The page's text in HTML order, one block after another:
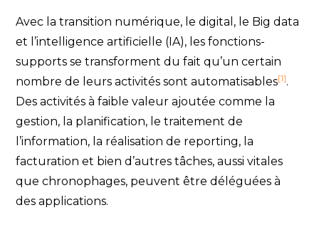
Avec la transition numérique, le digital, le Big data
et l’intelligence artificielle (IA), les fonctions-
supports se transforment du fait qu’un certain
nombre de leurs activités sont automatisables[1].
Des activités à faible valeur ajoutée comme la
gestion, la planification, le traitement de
l’information, la réalisation de reporting, la
facturation et bien d’autres tâches, aussi vitales
que chronophages, peuvent être déléguées à
des applications.